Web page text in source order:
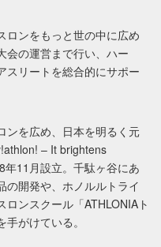
ロンをもっと世の中に広め
会の運営まで行い、ハー
スリートを総合的にサポー
ンを広め、日本を明るく元
– It brightens
11月設立。千駄ヶ谷にあ
の開発や、ホノルルトライ
ンスクール「ATHLONIAト
がけている。